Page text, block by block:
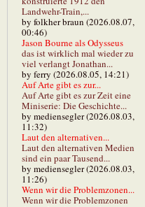
Landwehr-Train,...
by folkher braun (2026.08.07,
00:46)
Jason Bourne als Odysseus
das ist wirklich mal wieder zu
viel verlangt Jonathan...
by ferry (2026.08.05, 14:21)
Auf Arte gibt es zur...
Auf Arte gibt es zur Zeit eine
Miniserie: Die Geschichte...
by mediensegler (2026.08.03,
11:32)
Laut den alternativen...
Laut den alternativen Medien
sind ein paar Tausend...
by mediensegler (2026.08.03,
11:26)
Wenn wir die Problemzonen...
Wenn wir die Problemzonen